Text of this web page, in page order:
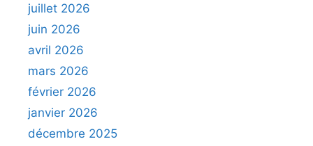
juillet 2026
juin 2026
avril 2026
mars 2026
février 2026
janvier 2026
décembre 2025